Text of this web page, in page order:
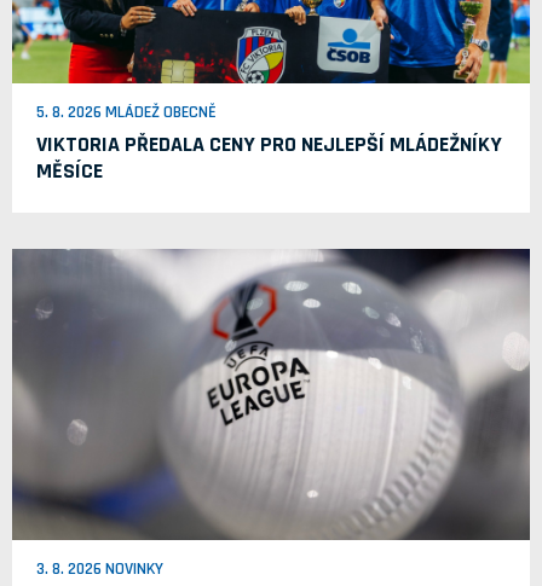
5. 8. 2026 MLÁDEŽ OBECNĚ
VIKTORIA PŘEDALA CENY PRO NEJLEPŠÍ MLÁDEŽNÍKY
MĚSÍCE
3. 8. 2026 NOVINKY